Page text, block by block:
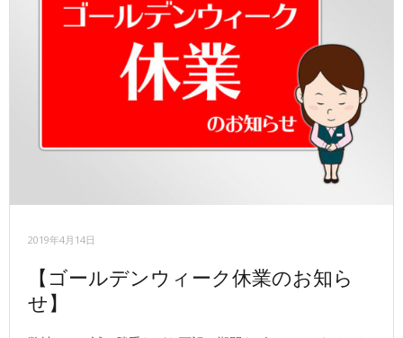
2019年4月14日
【ゴールデンウィーク休業のお知ら
せ】